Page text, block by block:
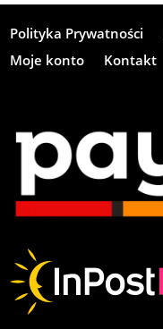
Polityka Prywatności
Moje konto
Kontakt